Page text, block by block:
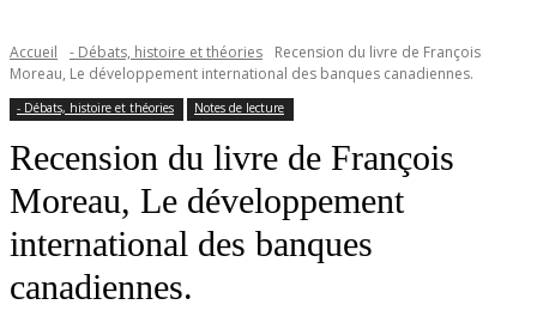
Accueil - Débats, histoire et théories
Recension du livre de François
Moreau, Le développement international des banques canadiennes.
- Débats, histoire et théories Notes de lecture
Recension du livre de François
Moreau, Le développement
international des banques
canadiennes.